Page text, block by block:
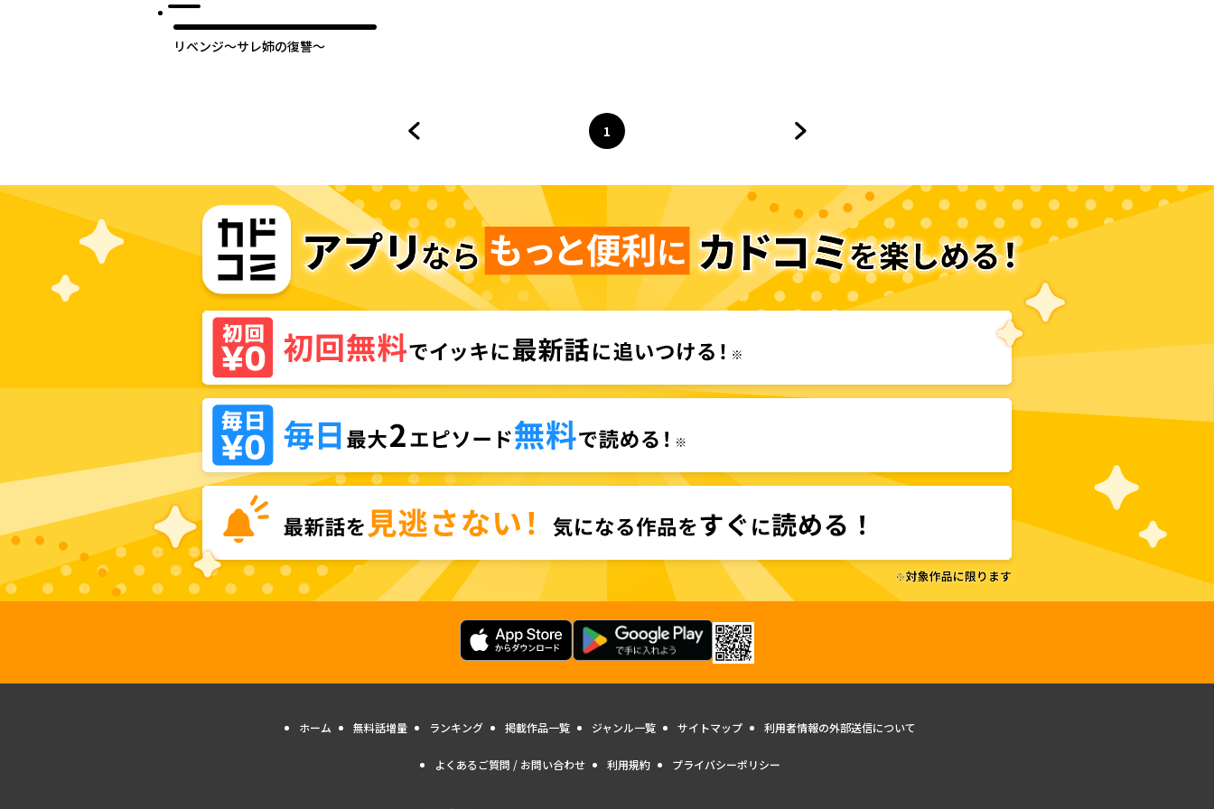
リベンジ～サレ姉の復讐～
ページ
1
へ
ホーム 無料話増量 ランキング 掲載作品一覧 ジャンル一覧 サイトマップ 利用者情報の外部送信について
よくあるご質問 / お問い合わせ 利用規約 プライバシーポリシー